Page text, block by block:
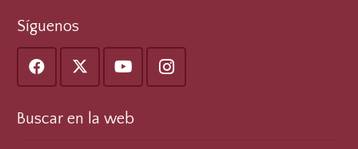
Síguenos
Buscar en la web